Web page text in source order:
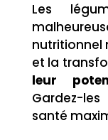
Les
nutritionnel
et la
leur
Gardez-
santé